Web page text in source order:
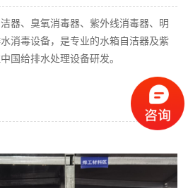
器、臭氧消毒器、紫外线消毒器、明
消毒设备，是专业的水箱自洁器及紫
国给排水处理设备研发。